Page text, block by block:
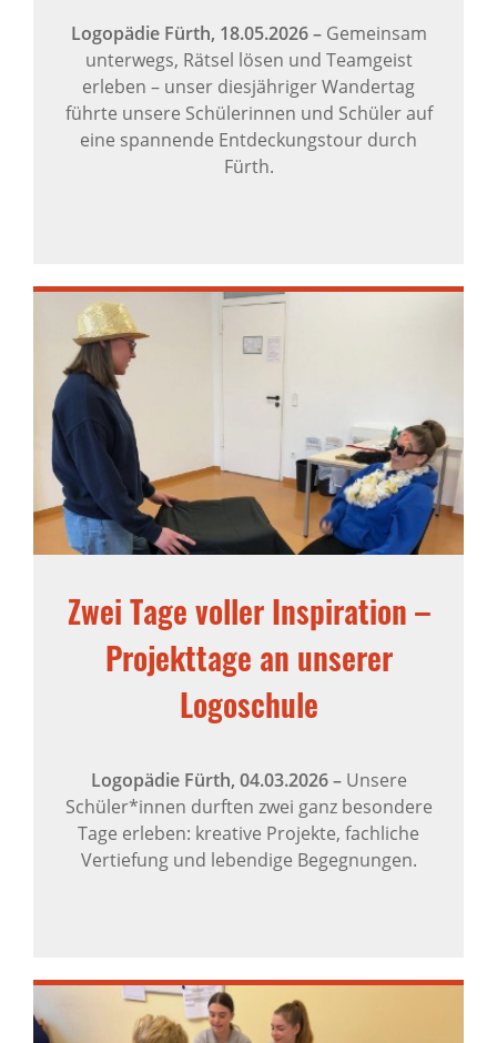
Logopädie Fürth, 18.05.2026–Gemeinsam
unterwegs, Rätsel lösen und Teamgeist
erleben – unser diesjähriger Wandertag
führte unsere Schülerinnen und Schüler auf
eine spannende Entdeckungstour durch
Fürth.
Zwei Tage voller Inspiration –
Projekttage an unserer
Logoschule
Logopädie Fürth, 04.03.2026–Unsere
Schüler*innen durften zwei ganz besondere
Tage erleben: kreative Projekte, fachliche
Vertiefung und lebendige Begegnungen.